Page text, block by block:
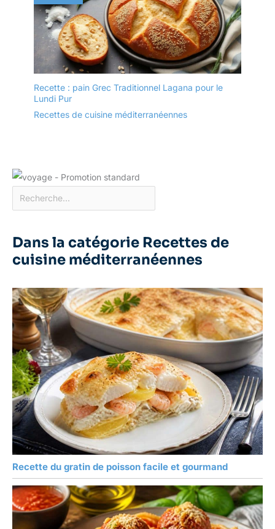
hauteur de vos normes,
n'hésitez pas à nous
contacter. Et nous
organiserons le
remplacement pour vous
assurer d'obtenir les
porducts de haute
payés. Nous sommes
promettons que nous ne
assortis est une idée de
cadeau de maison idéale
pour un housewarming,
un mariage ou Noël.
Emballés dans un joli
carton, ils sont aussi
raviront tous les
et de gastronomie.
Recette : pain Grec Traditionnel Lagana pour le
Lundi Pur
Recettes de cuisine méditerranéennes
Dans la catégorie Recettes de
cuisine méditerranéennes
Recette du gratin de poisson facile et gourmand